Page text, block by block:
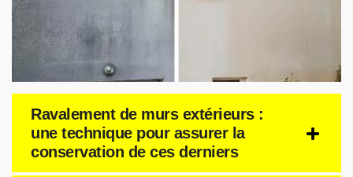
Ravalement de murs extérieurs :
une technique pour assurer la
conservation de ces derniers